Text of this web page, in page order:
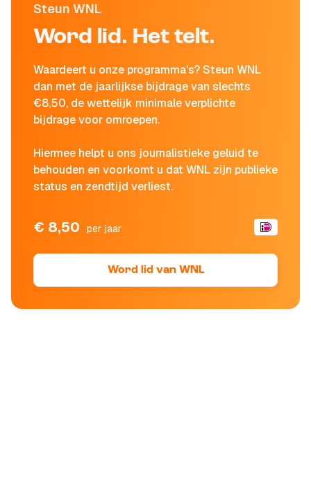
Steun WNL
Word lid. Het telt.
Waardeert u onze programma's? Steun WNL
dan met de jaarlijkse bijdrage van slechts
€8,50, de wettelijk minimale verplichte
bijdrage voor omroepen.
Hiermee helpt u ons journalistieke geluid te
behouden en voorkomt u dat WNL zijn publieke
status en zendtijd verliest.
€ 8,50 per jaar
Word lid van WNL